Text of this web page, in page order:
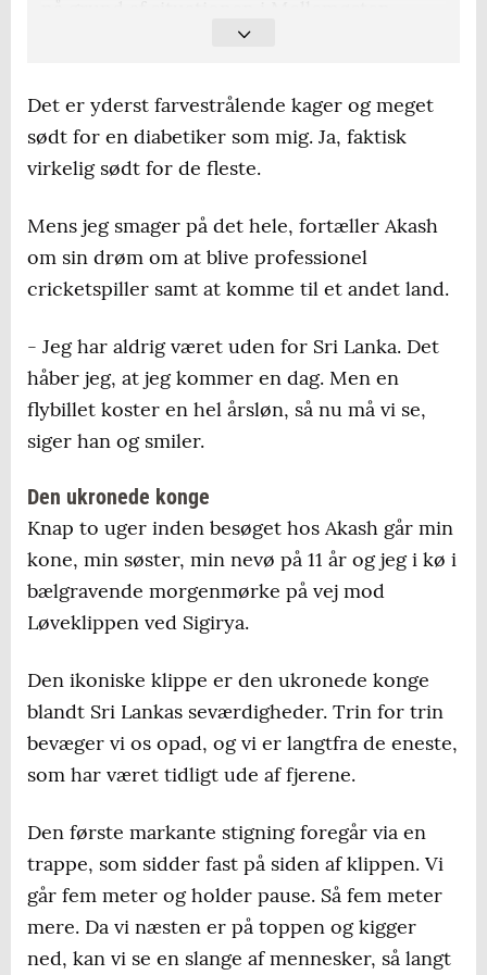
returbillet til 6000-8000 kroner fra
Danmark.
rejseselskab, hvor vi havde fly, hotel og
transport med i prisen. Det kostede 20.000
kroner pr. voksen og 13.500 kroner for børn
booke samme rejse billigere selv. I disse
tider er sikkerheden ved pakkerejser en del
værd.
end i Danmark og også en smule lavere end
i for eksempel Thailand. Det afhænger
naturligvis af det enkelte hotel, café og
restaurant, men man kommer langt for
pengene.
Det er yderst farvestrålende kager og meget
sødt for en diabetiker som mig. Ja, faktisk
virkelig sødt for de fleste.
Mens jeg smager på det hele, fortæller Akash
om sin drøm om at blive professionel
cricketspiller samt at komme til et andet land.
- Jeg har aldrig været uden for Sri Lanka. Det
håber jeg, at jeg kommer en dag. Men en
flybillet koster en hel årsløn, så nu må vi se,
siger han og smiler.
Den ukronede konge
Knap to uger inden besøget hos Akash går min
kone, min søster, min nevø på 11 år og jeg i kø i
bælgravende morgenmørke på vej mod
Løveklippen ved Sigirya.
Den ikoniske klippe er den ukronede konge
blandt Sri Lankas seværdigheder. Trin for trin
bevæger vi os opad, og vi er langtfra de eneste,
som har været tidligt ude af fjerene.
Den første markante stigning foregår via en
trappe, som sidder fast på siden af klippen. Vi
går fem meter og holder pause. Så fem meter
mere. Da vi næsten er på toppen og kigger
ned, kan vi se en slange af mennesker, så langt